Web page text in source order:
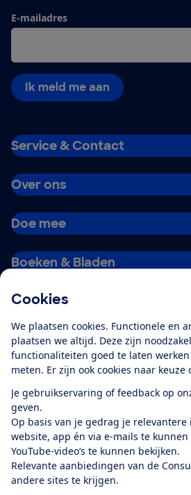
Cookies
We plaatsen cookies. Functionele en
plaatsen we altijd. Deze zijn
functionaliteiten goed te laten
meten. Er zijn ook cookies naar keuze
Je gebruikservaring of feedback op
geven.
Op basis van je gedrag je
website, app én via e-mails te kunnen
YouTube-video’s te kunnen bekijken.
Relevante aanbiedingen van de
andere sites te krijgen.
E-mailadres
Ik meld me aan
Service & Contact
Over ons
Doe mee
Boeken & Bladen
Alles over de
app
Algemene Voorwaarden
Cookiebeleid
Privacyvoorkeuren
Toegankelijkheid